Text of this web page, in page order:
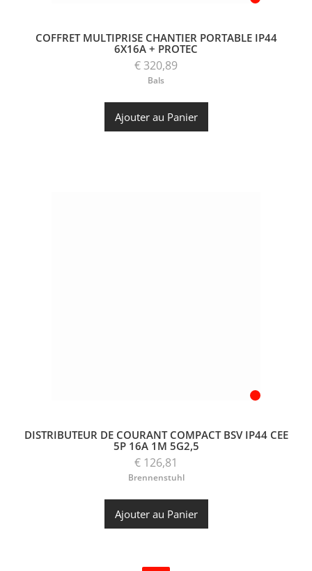
COFFRET MULTIPRISE CHANTIER PORTABLE IP44
6X16A + PROTEC
€ 320,89
Bals
Ajouter au Panier
DISTRIBUTEUR DE COURANT COMPACT BSV IP44 CEE
5P 16A 1M 5G2,5
€ 126,81
Brennenstuhl
Ajouter au Panier